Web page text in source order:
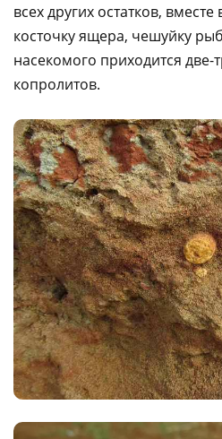
всех других остатков,
косточку ящера, чешуйку
насекомого приходится
копролитов.